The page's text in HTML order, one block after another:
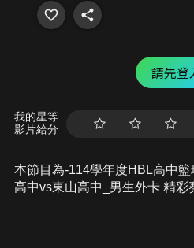
請先登
我的星等
影片給分
本節目為-114學年度HBL高中
高中vs東山高中_男生外卡 精彩